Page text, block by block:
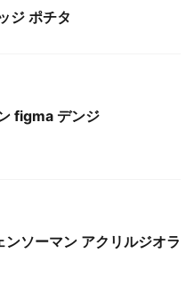
ジ ポチタ
figma デンジ
ソーマン アクリルジオラ